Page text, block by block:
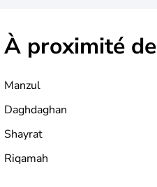
À proximité de
Manzul
Daghdaghan
Shayrat
Riqamah